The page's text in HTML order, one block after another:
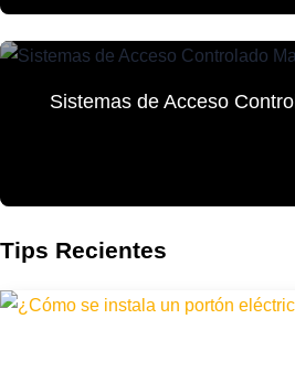
Sistemas de Acceso
Tips Recientes